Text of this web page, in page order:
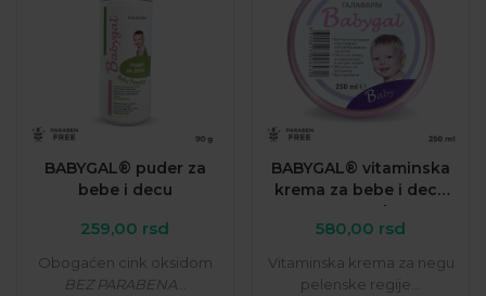
BABYGAL® puder za
bebe i decu
259,00 rsd
Obogaćen cink oksidom
BEZ PARABENA...
BABYGAL® vitaminska
krema za bebe i decu
250 ml
580,00 rsd
Vitaminska krema za negu
pelenske regije...